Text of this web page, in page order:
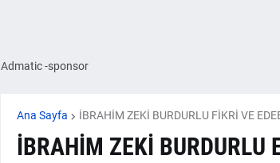
Admatic -sponsor
Ana Sayfa İBRAHİM ZEKİ BURDURLU FİKRİ VE
İBRAHİM ZEKİ BURDURLU